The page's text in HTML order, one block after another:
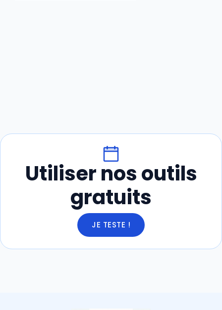
Utiliser nos outils
gratuits
JE TESTE !